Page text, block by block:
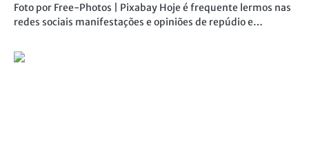
Foto por Free-Photos | Pixabay Hoje é frequente lermos nas
redes sociais manifestações e opiniões de repúdio e…